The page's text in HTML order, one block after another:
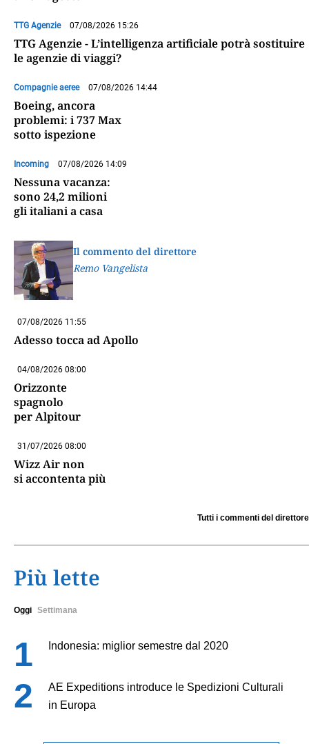
TTG Agenzie 07/08/2026 15:26
TTG Agenzie - L’intelligenza artificiale potrà sostituire
le agenzie di viaggi?
Compagnie aeree 07/08/2026 14:44
Boeing, ancora
problemi: i 737 Max
sotto ispezione
Incoming 07/08/2026 14:09
Nessuna vacanza:
sono 24,2 milioni
gli italiani a casa
Il commento del direttore
Remo Vangelista
07/08/2026 11:55
Adesso tocca ad Apollo
04/08/2026 08:00
Orizzonte
spagnolo
per Alpitour
31/07/2026 08:00
Wizz Air non
si accontenta più
Tutti i commenti del direttore
Più lette
Oggi Settimana
Indonesia: miglior semestre dal 2020
AE Expeditions introduce le Spedizioni Culturali
in Europa